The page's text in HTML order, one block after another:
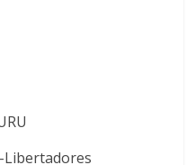
Libertadores